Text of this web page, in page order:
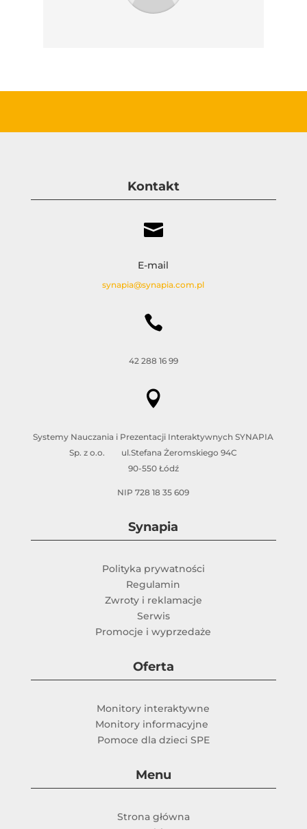
Kontakt

E-mail
synapia@synapia.com.pl

42 288 16 99

Systemy Nauczania i Prezentacji Interaktywnych SYNAPIA
Sp. z o.o. ul.Stefana Żeromskiego 94C
90-550 Łódź
NIP 728 18 35 609
Synapia
Polityka prywatności
Regulamin
Zwroty i reklamacje
Serwis
Promocje i wyprzedaże
Oferta
Monitory interaktywne
Monitory informacyjne
Pomoce dla dzieci SPE
Menu
Strona główna